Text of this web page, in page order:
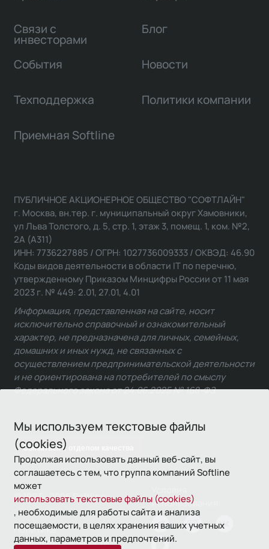
Мы используем текстовые файлы
(cookies)
Продолжая использовать данный веб-сайт, вы
соглашаетесь с тем, что группа компаний Softline
может
использовать текстовые файлы (cookies)
, необходимые для работы сайта и анализа
посещаемости, в целях хранения ваших учетных
данных, параметров и предпочтений.
Связи с
инвесторами
Блог
События Новости
Техподдержка Политики компании
Приемная Softline
Связаться с отделом качества
ПУБЛИЧНОЕ АКЦИОНЕРНОЕ ОБЩЕСТВО "СОФТЛАЙН"
г. Москва, вн.тер. г. муниципальный округ Хамовники,
ул Льва Толстого, д. 5, стр. 1, этаж 3, помещ. 1, ком. №2,
2А (А311)
ИНН: 7736227885 / ОГРН: 1027736009333 / ОКВЭД: 46.90
Коды видов деятельности в области IT по перечню,
утвержденному Приказом Минцифры России от 11 мая
2023 г. № 449: 2.01, 27.01, 4.01
Информация, представленная на сайте, носит
исключительно справочный и ознакомительный
характер, не предназначена для личных, семейных,
домашних и иных нужд, не связанных с
осуществлением предпринимательской деятельности
и не ориентирована на потребителей по смыслу
Федерального закона от 24.06.2025 № 168-ФЗ.
© 1993—2026 Softline
использования
Политика
конфиденциальности